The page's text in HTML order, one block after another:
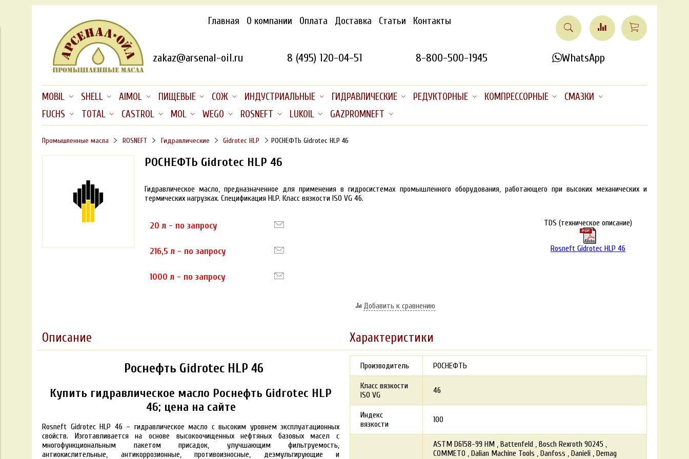
Главная О компании Оплата Доставка Статьи Контакты
zakaz@arsenal-oil.ru 8 (495) 120-04-51 8-800-500-1945 WhatsApp
MOBIL SHELL AIMOL ПИЩЕВЫЕ СОЖ ИНДУСТРИАЛЬНЫЕ ГИДРАВЛИЧЕСКИЕ РЕДУКТОРНЫЕ КОМПРЕССОРНЫЕ
СМАЗКИ
FUCHS
TOTAL CASTROL MOL WEGO ROSNEFT LUKOIL GAZPROMNEFT
Промышленные масла ROSNEFT Гидравлические Gidrotec HLP РОСНЕФТЬ Gidrotec HLP 46
РОСНЕФТЬ Gidrotec HLP 46
Гидравлическое масло, предназначенное для применения в гидросистемах промышленного оборудования, работающего при высоких механических и
термических нагрузках. Спецификация HLP. Класс вязкости ISO VG 46.
20 л - по запросу
216,5 л - по запросу
1000 л - по запросу
TDS (техническое описание)
Rosneft Gidrotec HLP 46
Добавить к сравнению
Описание Характеристики
Роснефть Gidrotec HLP 46
Купить гидравлическое масло Роснефть Gidrotec HLP
46; цена на сайте
Rosneft Gidrotec HLP 46 – гидравлическое масло c высоким уровнем эксплуатационных
свойств. Изготавливается на основе высокоочищенных нефтяных базовых масел с
многофункциональным пакетом присадок, улучшающим фильтруемость,
антиокислительные, антикоррозионные, противоизносные, деэмульгирующие и
Производитель РОСНЕФТЬ
Класс вязкости
ISO VG
46
Индекс
вязкости
100
ASTM D6158-99 HM Battenfeld
Bosch Rexroth 90245
COMMETO
Dalian Machine Tools Danfoss Danieli
Demag